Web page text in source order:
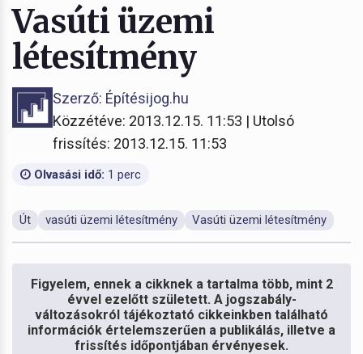
Vasúti üzemi
létesítmény
Szerző: Építésijog.hu
Közzétéve: 2013.12.15. 11:53 | Utolsó
frissítés: 2013.12.15. 11:53
Olvasási idő: 1 perc
Út vasúti üzemi létesítmény Vasúti üzemi létesítmény
Figyelem, ennek a cikknek a tartalma több, mint 2
évvel ezelőtt született. A jogszabály-
változásokról tájékoztató cikkeinkben található
információk értelemszerűen a publikálás, illetve a
frissítés időpontjában érvényesek.